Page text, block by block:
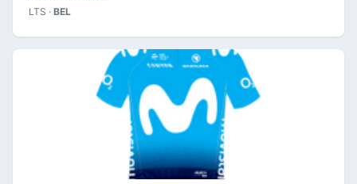
LTS · BEL